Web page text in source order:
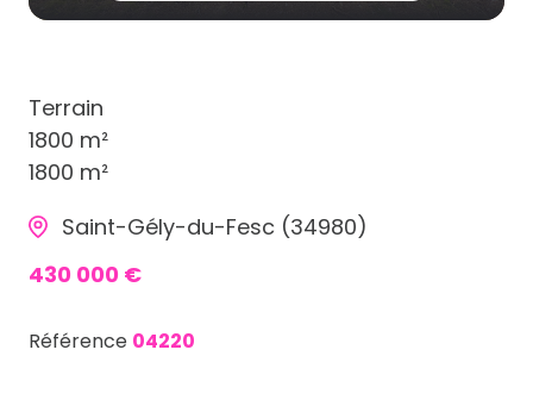
Terrain
1800 m²
1800 m²
Saint-Gély-du-Fesc (34980)
430 000 €
Référence 04220